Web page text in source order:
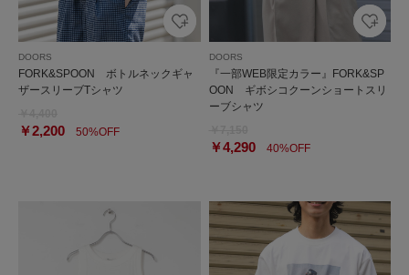
DOORS
FORK&SPOON ボトルネックギャ
ザースリーブTシャツ
￥2,200 50%OFF
DOORS
『一部WEB限定カラー』FORK&SP
OON ギボシコクーンショートスリ
ーブシャツ
￥4,29040%OFF